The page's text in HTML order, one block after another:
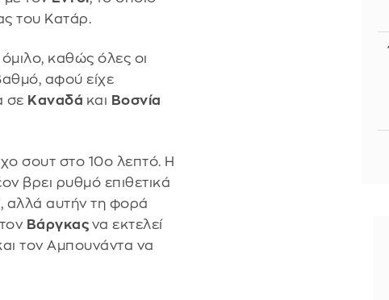
του Κατάρ.
καθώς όλες οι
αφού είχε
σε Καναδά και Βοσνία
σουτ στο 10ο λεπτό. Η
βρει ρυθμό επιθετικά
αλλά αυτήν τη φορά
Βάργκας να εκτελεί
τον Αμπουνάντα να